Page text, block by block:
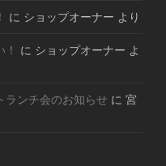
に ショップオーナー より
に ショップオーナー よ
ランチ会のお知らせ に 宮